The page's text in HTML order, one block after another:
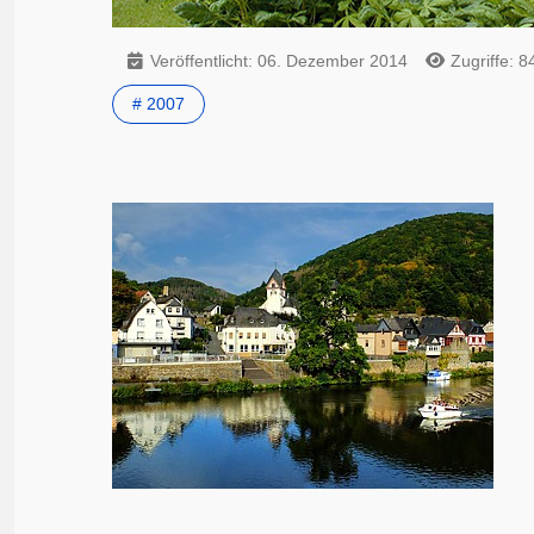
Veröffentlicht: 06. Dezember 2014 Zugriffe:
# 2007